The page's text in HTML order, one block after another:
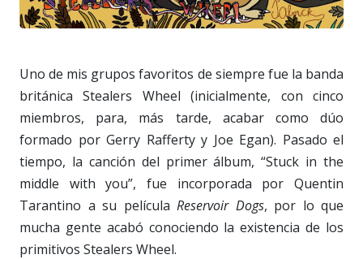
Uno de mis grupos favoritos de siempre fue la banda
británica Stealers Wheel (inicialmente, con cinco
miembros, para, más tarde, acabar como dúo
formado por Gerry Rafferty y Joe Egan). Pasado el
tiempo, la canción del primer álbum, “Stuck in the
middle with you”, fue incorporada por Quentin
Tarantino a su película Reservoir Dogs, por lo que
mucha gente acabó conociendo la existencia de los
primitivos Stealers Wheel.